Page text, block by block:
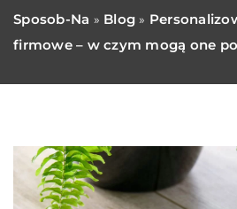
Sposob-Na » Blog »
firmowe – w czym mogą one